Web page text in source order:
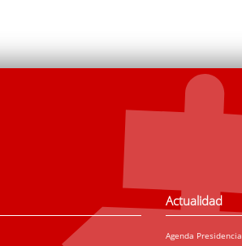
Actualidad
Agenda Presidencia